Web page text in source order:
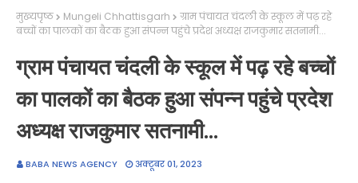
मुख्यपृष्ठ Mungeli Chhattisgarh
ग्राम पंचायत चंदली के स्कूल में पढ़ रहे
बच्चों का पालकों का बैठक हुआ संपन्न पहुंचे प्रदेश अध्यक्ष राजकुमार सतनामी...
ग्राम पंचायत चंदली के स्कूल में पढ़ रहे बच्चों
का पालकों का बैठक हुआ संपन्न पहुंचे प्रदेश
अध्यक्ष राजकुमार सतनामी...
BABA NEWS AGENCY अक्टूबर 01, 2023